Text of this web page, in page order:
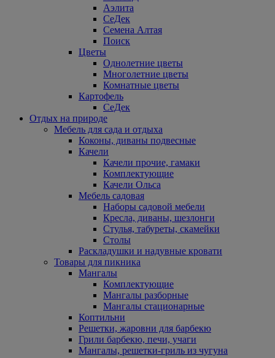
Аэлита
СеДек
Семена Алтая
Поиск
Цветы
Однолетние цветы
Многолетние цветы
Комнатные цветы
Картофель
СеДек
Отдых на природе
Мебель для сада и отдыха
Коконы, диваны подвесные
Качели
Качели прочие, гамаки
Комплектующие
Качели Ольса
Мебель садовая
Наборы садовой мебели
Кресла, диваны, шезлонги
Стулья, табуреты, скамейки
Столы
Раскладушки и надувные кровати
Товары для пикника
Мангалы
Комплектующие
Мангалы разборные
Мангалы стационарные
Коптильни
Решетки, жаровни для барбекю
Грили барбекю, печи, учаги
Мангалы, решетки-гриль из чугуна